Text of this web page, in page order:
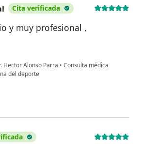
Cita verificada
y muy profesional ,
Hector Alonso Parra • Consulta médica
del deporte
Bernal